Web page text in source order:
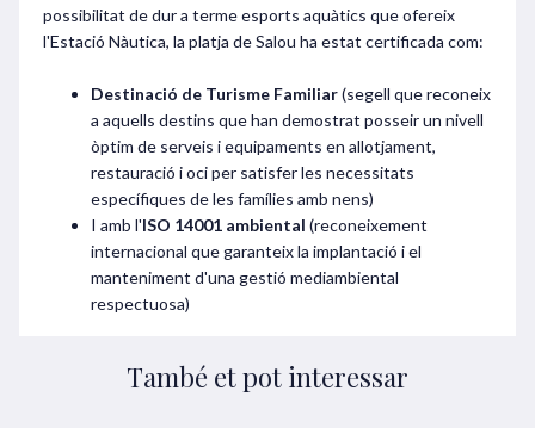
possibilitat de dur a terme esports aquàtics que ofereix
l'Estació Nàutica, la platja de Salou ha estat certificada com:
Destinació de Turisme Familiar(segell que reconeix
a aquells destins que han demostrat posseir un nivell
òptim de serveis i equipaments en allotjament,
restauració i oci per satisfer les necessitats
específiques de les famílies amb nens)
I amb l'ISO 14001 ambiental (reconeixement
internacional que garanteix la implantació i el
manteniment d'una gestió mediambiental
respectuosa)
També et pot interessar